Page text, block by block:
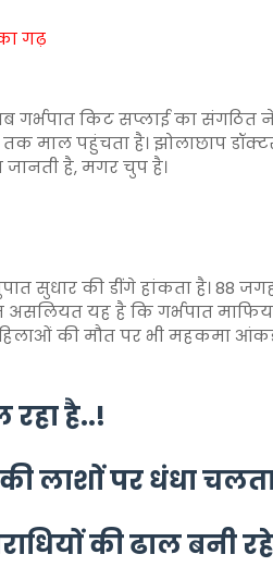
गढ़
किट सप्लाई का संगठित
तक माल पहुंचता है। झोलाछाप
है, मगर चुप है।
सुधार की डींगे हांकता है। 88
यह है कि गर्भपात
की मौत पर भी महकमा
है..!
लाशों पर धंधा चलता
की ढाल बनी